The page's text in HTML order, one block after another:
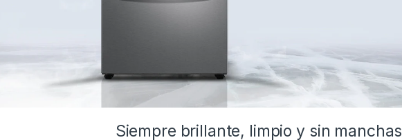
Siempre brillante, limpio y sin manchas